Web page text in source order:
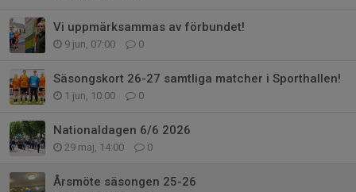
Vi uppmärksammas av förbundet!
9 jun, 07:00 0
Säsongskort 26-27 samtliga matcher i Sporthallen!
1 jun, 10:00 0
Nationaldagen 6/6 2026
29 maj, 14:00 0
Årsmöte säsongen 25-26